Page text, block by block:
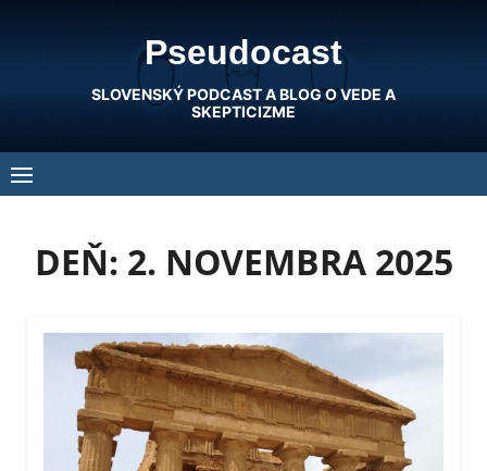
Pseudocast
SLOVENSKÝ PODCAST A BLOG O VEDE A
SKEPTICIZME
DEŇ: 2. NOVEMBRA 2025